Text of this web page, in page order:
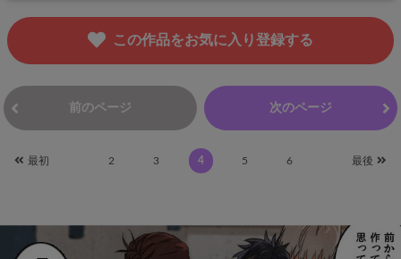
この作品をお気に入り登録する
前のページ 次のページ
最初 2 3 4 5 6 最後